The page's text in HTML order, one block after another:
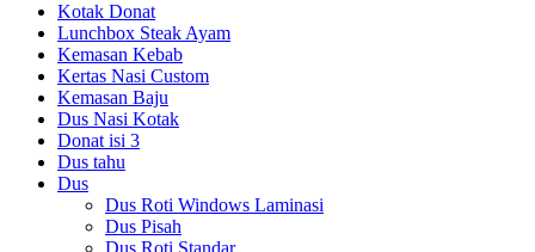
Kotak Donat
Lunchbox Steak Ayam
Kemasan Kebab
Kertas Nasi Custom
Kemasan Baju
Dus Nasi Kotak
Donat isi 3
Dus tahu
Dus
Dus Roti Windows Laminasi
Dus Pisah
Dus Roti Standar